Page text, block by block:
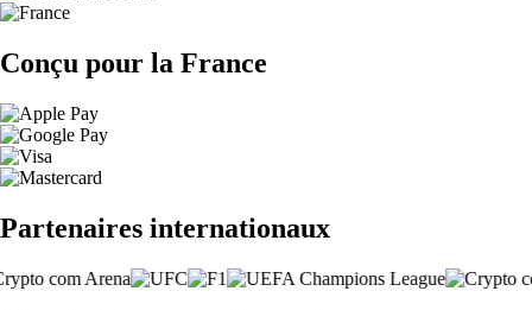
Conçu pour la France
Partenaires internationaux